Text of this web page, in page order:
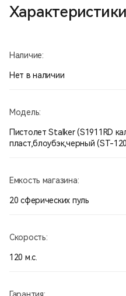
Наличие:
Нет в наличии
Модель:
Пистолет Stalker (S1911RD
пласт,блоубэк,черный (ST-
Емкость магазина:
20 сферических пуль
Скорость:
120 м.с.
Гарантия: